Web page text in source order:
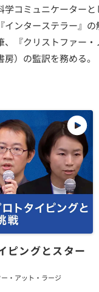
学コミュニケーター
『インターステラー』
、『クリストファー
房）の監訳を務める。
ピングとスター
・アット・ラージ